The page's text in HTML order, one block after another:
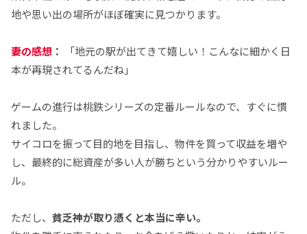
地や思い出の場所がほぼ確実に見つかります。
妻の感想 ：
「地元の駅が出てきて嬉しい！こんなに細かく日
本が再現されてるんだね」
ゲームの進行は桃鉄シリーズの定番ルールなので、すぐに慣
れました。
サイコロを振って目的地を目指し、物件を買って収益を増や
し、最終的に総資産が多い人が勝ちという分かりやすいルー
ル。
ただし、 貧乏神が取り憑くと本当に辛い。